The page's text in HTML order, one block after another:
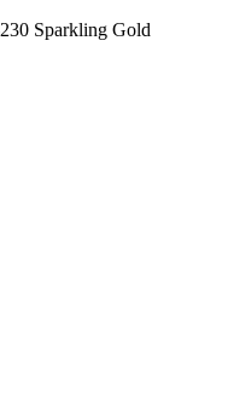
Sparkling Gold